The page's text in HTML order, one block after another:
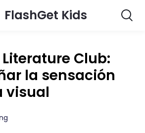
FlashGet Kids
Club:
la sensación
visual